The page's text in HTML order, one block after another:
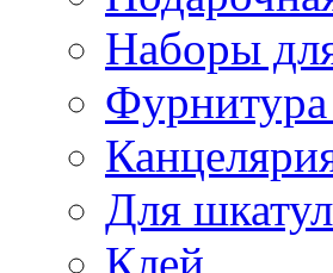
Наборы
Для
Клей